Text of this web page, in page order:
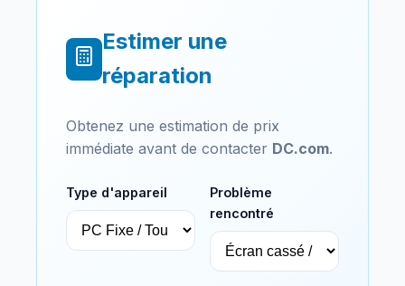
Estimer une
réparation
Obtenez une estimation de prix
immédiate avant de contacter DC.com.
Type d'appareil
Problème
rencontré